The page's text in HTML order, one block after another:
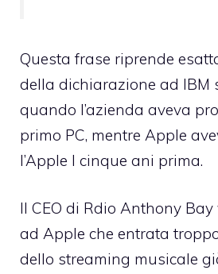
Questa frase riprende
della dichiarazione ad IBM
quando l’azienda aveva
primo PC, mentre Apple
l’Apple I cinque ani prima.
Il CEO di Rdio Anthony
ad Apple che entrata
dello streaming musicale